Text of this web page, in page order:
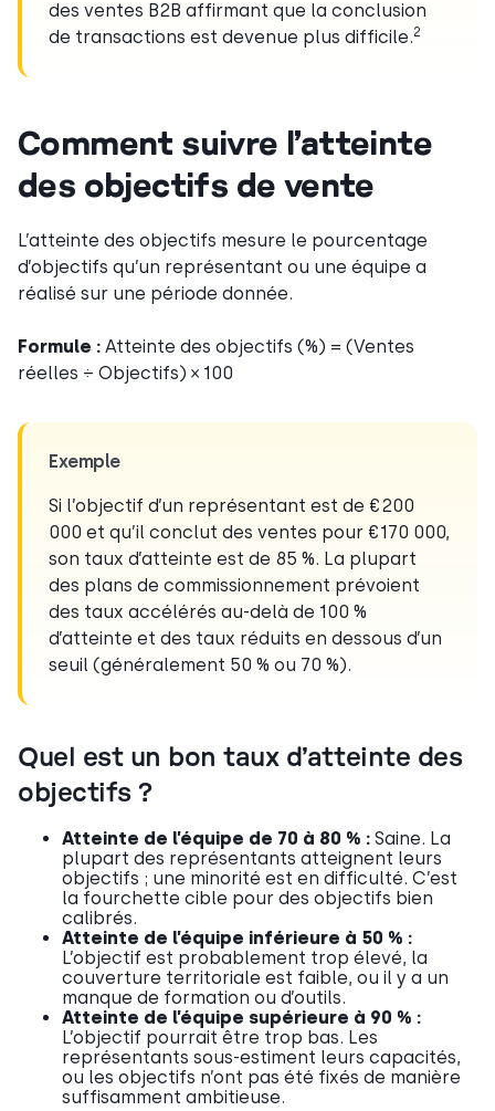
des ventes B2B affirmant que la conclusion
de transactions est devenue plus difficile.2
Comment suivre l’atteinte
des objectifs de vente
L’atteinte des objectifs mesure le pourcentage
d’objectifs qu’un représentant ou une équipe a
réalisé sur une période donnée.
Formule : Atteinte des objectifs (%) = (Ventes
réelles ÷ Objectifs) × 100
Exemple
Si l’objectif d’un représentant est de €200
000 et qu’il conclut des ventes pour €170 000,
son taux d’atteinte est de 85 %. La plupart
des plans de commissionnement prévoient
des taux accélérés au-delà de 100 %
d’atteinte et des taux réduits en dessous d’un
seuil (généralement 50 % ou 70 %).
Quel est un bon taux d’atteinte des
objectifs ?
Atteinte de l’équipe de 70 à 80 % : Saine. La
plupart des représentants atteignent leurs
objectifs ; une minorité est en difficulté. C’est
la fourchette cible pour des objectifs bien
calibrés.
Atteinte de l’équipe inférieure à 50 % :
L’objectif est probablement trop élevé, la
couverture territoriale est faible, ou il y a un
manque de formation ou d’outils.
Atteinte de l’équipe supérieure à 90 % :
L’objectif pourrait être trop bas. Les
représentants sous-estiment leurs capacités,
ou les objectifs n’ont pas été fixés de manière
suffisamment ambitieuse.